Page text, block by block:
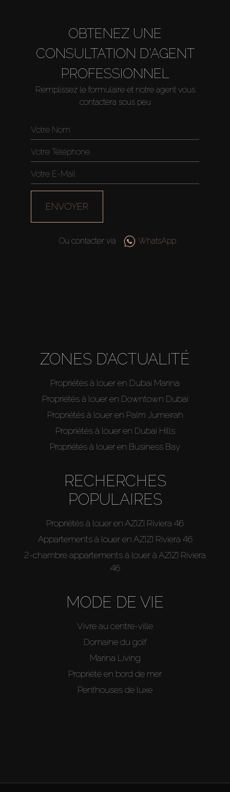
Vendre
Hors Plan
OBTENEZ UNE
CONSULTATION D'AGENT
PROFESSIONNEL
Remplissez le formulaire et notre agent vous
contactera sous peu
ENVOYER
Ou contacter via WhatsApp
ZONES D’ACTUALITÉ
Propriétés à louer en Dubai Marina
Propriétés à louer en Downtown Dubai
Propriétés à louer en Palm Jumeirah
Propriétés à louer en Dubai Hills
Propriétés à louer en Business Bay
RECHERCHES
POPULAIRES
Propriétés à louer en AZIZI Riviera 46
Appartements à louer en AZIZI Riviera 46
2-chambre appartements à louer à AZIZI Riviera
46
MODE DE VIE
Vivre au centre-ville
Domaine du golf
Marina Living
Propriété en bord de mer
Penthouses de luxe